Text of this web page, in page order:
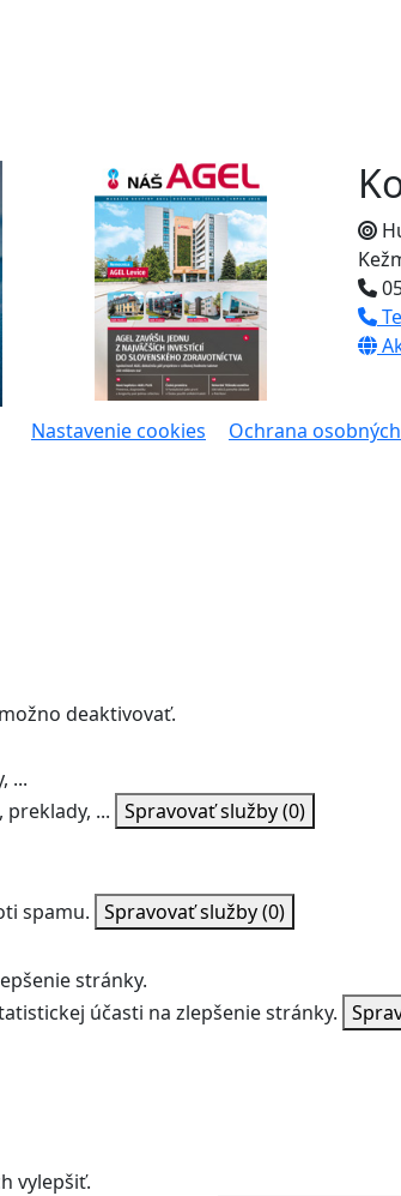
Nastavenie cookies
Ochrana
deaktivovať.
...
... Spravovať služby(0)
spamu. Spravovať služby(0)
stránky.
účasti na zlepšenie stránky.
vylepšiť.